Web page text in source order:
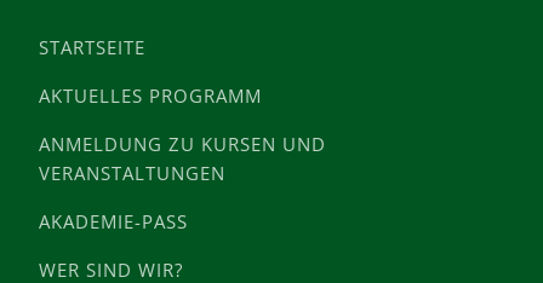
STARTSEITE
AKTUELLES PROGRAMM
ANMELDUNG ZU KURSEN UND
VERANSTALTUNGEN
AKADEMIE-PASS
WER SIND WIR?